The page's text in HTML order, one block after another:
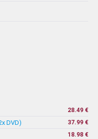
28.49 €
DVD) 37.99 €
18.98 €